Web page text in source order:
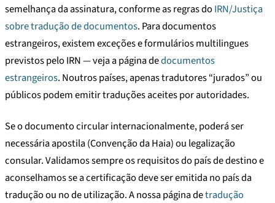
semelhança da assinatura, conforme as regras doIRN/Justiça
sobre tradução de documentos. Para documentos
estrangeiros, existem exceções e formulários multilingues
previstos pelo IRN — veja a página dedocumentos
estrangeiros. Noutros países, apenas tradutores “jurados” ou
públicos podem emitir traduções aceites por autoridades.
Se o documento circular internacionalmente, poderá ser
necessária apostila (Convenção da Haia) ou legalização
consular. Validamos sempre os requisitos do país de destino e
aconselhamos se a certificação deve ser emitida no país da
tradução ou no de utilização. A nossa página detradução